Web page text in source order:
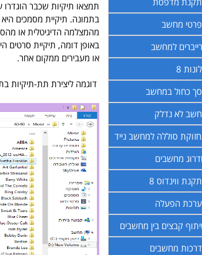
מחשב
למחשב
8
כחול במחשב
לא נדלק
סוללה למחשב נייד
מחשבים
ווינדוס 8
הפעלה
קבצים בין מחשבים
מחשבים
תמצאו תיקיות שכבר הוגדרו
בתמונה. תיקיית מסמכים
מהמצלמה הדיגיטלית או
באופן דומה, תיקיית סרטים
או מעבירים ממקום אחר.
דוגמה ליצירת תת-תיקיות